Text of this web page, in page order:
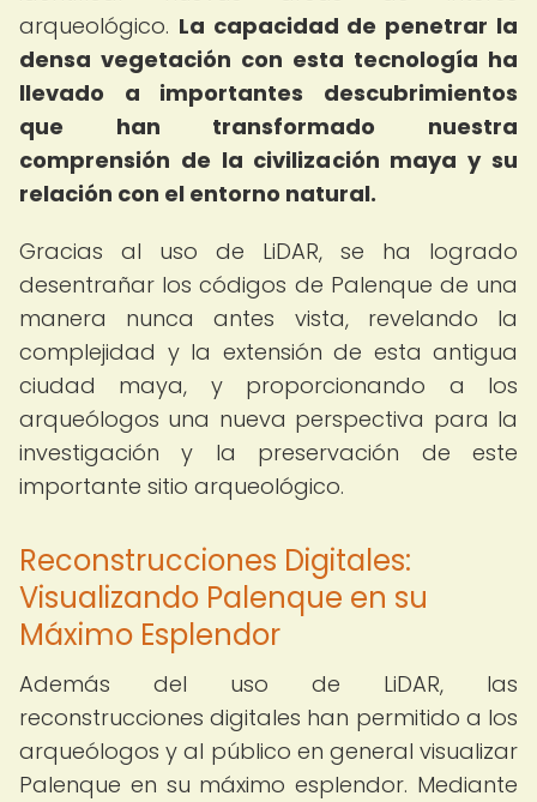
arqueológico. La capacidad de penetrar la
densa vegetación con esta tecnología ha
llevado a importantes descubrimientos
que han transformado nuestra
comprensión de la civilización maya y su
relación con el entorno natural.
Gracias al uso de LiDAR, se ha logrado
desentrañar los códigos de Palenque de una
manera nunca antes vista, revelando la
complejidad y la extensión de esta antigua
ciudad maya, y proporcionando a los
arqueólogos una nueva perspectiva para la
investigación y la preservación de este
importante sitio arqueológico.
Reconstrucciones Digitales:
Visualizando Palenque en su
Máximo Esplendor
Además del uso de LiDAR, las
reconstrucciones digitales han permitido a los
arqueólogos y al público en general visualizar
Palenque en su máximo esplendor. Mediante